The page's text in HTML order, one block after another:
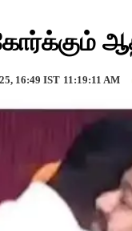
16:49 IST 11:19:11 AM